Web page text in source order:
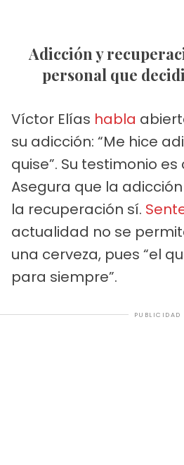
Adicción y recuperación: una lucha
personal que
Víctor Elías habla
su adicción: “Me hice
quise”. Su testimonio
Asegura que la
la recuperación sí.
actualidad no se
una cerveza, pues “el
para siempre”.
PUBLICIDAD